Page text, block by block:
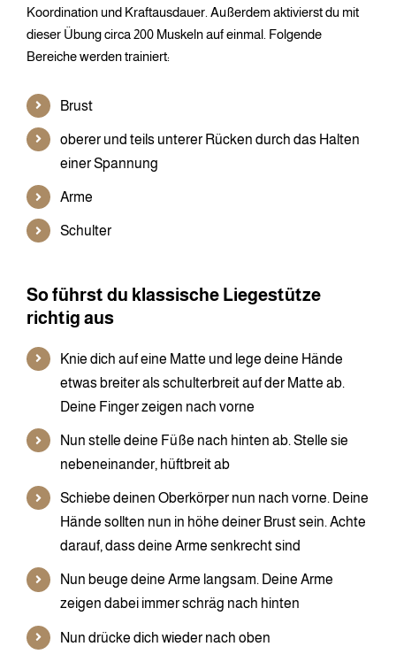
Koordination und Kraftausdauer. Außerdem aktivierst du mit
dieser Übung circa 200 Muskeln auf einmal. Folgende
Bereiche werden trainiert:
Brust
oberer und teils unterer Rücken durch das Halten
einer Spannung
Arme
Schulter
So führst du klassische Liegestütze
richtig aus
Knie dich auf eine Matte und lege deine Hände
etwas breiter als schulterbreit auf der Matte ab.
Deine Finger zeigen nach vorne
Nun stelle deine Füße nach hinten ab. Stelle sie
nebeneinander, hüftbreit ab
Schiebe deinen Oberkörper nun nach vorne. Deine
Hände sollten nun in höhe deiner Brust sein. Achte
darauf, dass deine Arme senkrecht sind
Nun beuge deine Arme langsam. Deine Arme
zeigen dabei immer schräg nach hinten
Nun drücke dich wieder nach oben